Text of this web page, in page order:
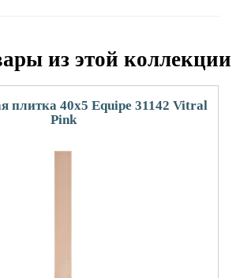
из этой коллекции
плитка 40x5 Equipe 31142 Vitral
Pink